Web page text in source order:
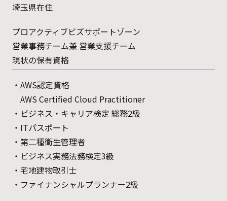
埼玉県在住
プロアクティブビズサポートゾーン
営業事務チーム兼 営業支援チーム
現状の保有資格
・AWS認定資格
AWS Certified Cloud Practitioner
・ビジネス・キャリア検定 総務2級
・ITパスポート
・第二種衛生管理者
・ビジネス実務法務検定3級
・宅地建物取引士
・ファイナンシャルプランナー2級